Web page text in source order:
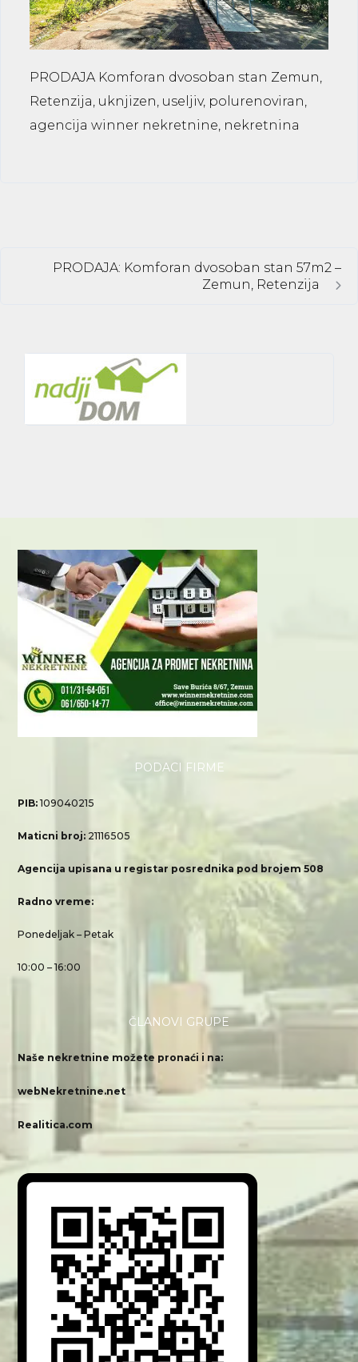
PRODAJA Komforan dvosoban stan Zemun,
Retenzija, uknjizen, useljiv, polurenoviran,
agencija winner nekretnine, nekretnina
PRODAJA: Komforan dvosoban stan 57m2 –
Zemun, Retenzija
PODACI FIRME
PIB:109040215
Maticni broj: 21116505
Agencija upisana u registar posrednika pod brojem 508
Radno vreme:
Ponedeljak – Petak
10:00 – 16:00
ČLANOVI GRUPE
Naše nekretnine možete pronaći i na:
webNekretnine.net
Realitica.com